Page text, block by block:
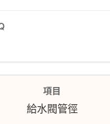
給水閥管徑